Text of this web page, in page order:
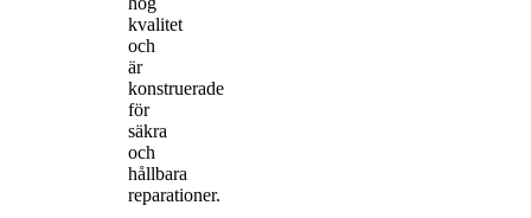
kvalitet
och
är
konstruerade
för
säkra
och
hållbara
reparationer.